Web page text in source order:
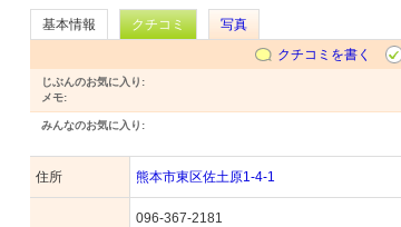
基本情報 クチコミ
写真
クチコミを書く
じぶんのお気に入り:
メモ:
みんなのお気に入り:
住所 熊本市東区佐土原1-4-1
096-367-2181